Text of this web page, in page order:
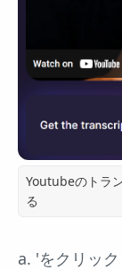
Youtubeのトラ
る
a. 'をクリック